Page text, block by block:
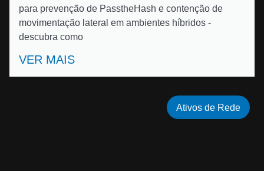
para prevenção de PasstheHash e contenção de
movimentação lateral em ambientes híbridos -
descubra como
VER MAIS
Ativos de Rede